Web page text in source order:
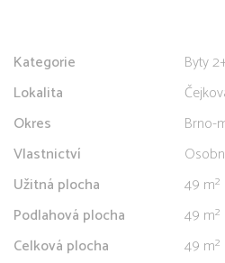
Kategorie
Byty
Lokalita
Okres
Brno-
Vlastnictví
Užitná plocha
49 m²
Podlahová plocha
49 m²
Celková plocha
49 m²